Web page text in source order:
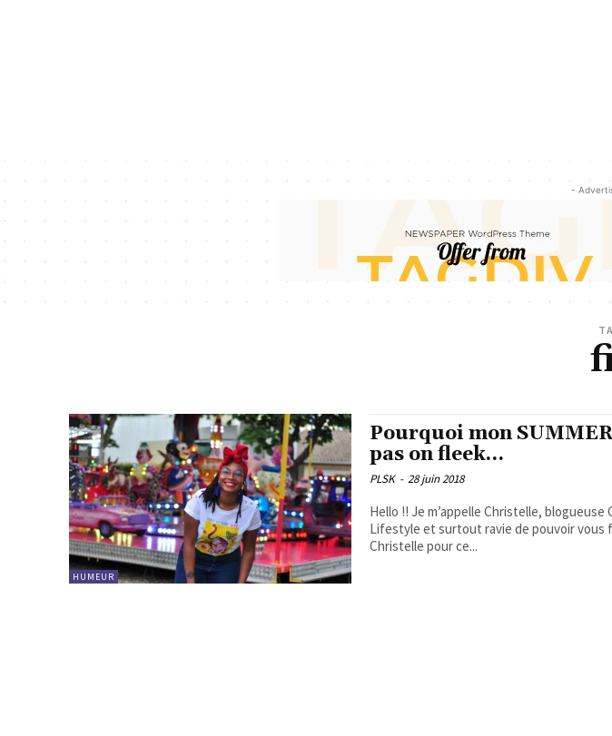
-
HUMEUR
Pourquoi mon
pas on fleek…
PLSK - 28 juin 2018
Hello !! Je m’appelle Christelle,
Lifestyle et surtout ravie de pouvoir vous
Christelle pour ce...